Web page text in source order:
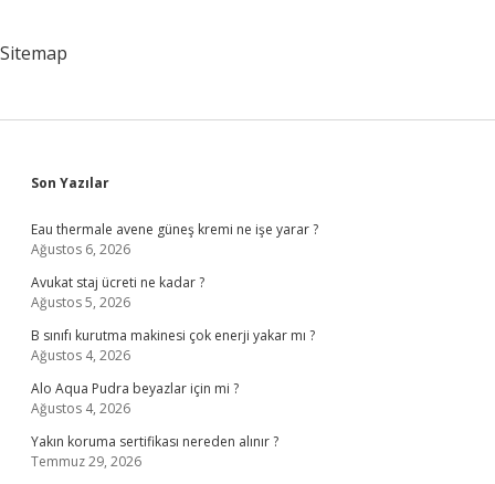
Sitemap
Sidebar
Son Yazılar
Eau thermale avene güneş kremi ne işe yarar ?
Ağustos 6, 2026
Avukat staj ücreti ne kadar ?
Ağustos 5, 2026
B sınıfı kurutma makinesi çok enerji yakar mı ?
Ağustos 4, 2026
Alo Aqua Pudra beyazlar için mi ?
Ağustos 4, 2026
Yakın koruma sertifikası nereden alınır ?
Temmuz 29, 2026